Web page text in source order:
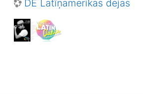
DE Latīņamerikas dejas